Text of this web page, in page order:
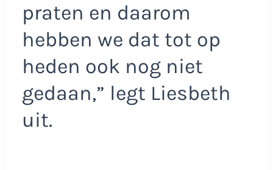
praten en daarom
hebben we dat tot op
heden ook nog niet
gedaan,” legt Liesbeth
uit.